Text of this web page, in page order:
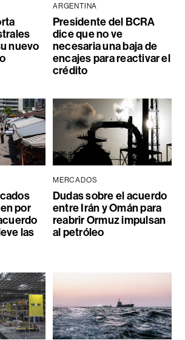
nuevo
ARGENTINA
Presidente del BCRA
dice que no ve
necesaria una baja de
encajes para reactivar el
crédito
por
las
MERCADOS
Dudas sobre el acuerdo
entre Irán y Omán para
reabrir Ormuz impulsan
al petróleo